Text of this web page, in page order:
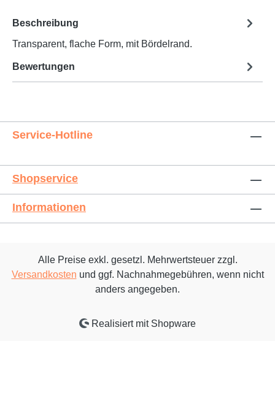
Beschreibung
Transparent, flache Form, mit Bördelrand.
Bewertungen
Service-Hotline
Shopservice
Informationen
Alle Preise exkl. gesetzl. Mehrwertsteuer zzgl.
Versandkosten und ggf. Nachnahmegebühren, wenn nicht
anders angegeben.
Realisiert mit Shopware